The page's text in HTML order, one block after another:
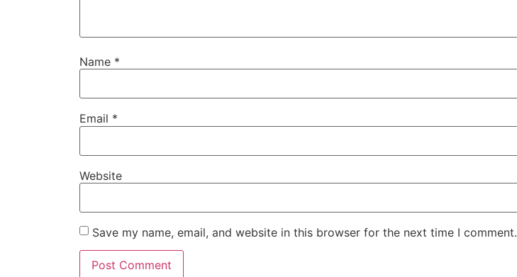
Name *
Email *
Website
Save my name, email, and website in this browser for the next time I comment.